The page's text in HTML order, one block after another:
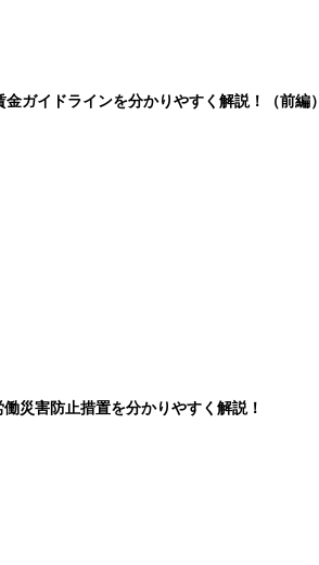
ガイドラインを分かりやすく解説！（前編）
災害防止措置を分かりやすく解説！